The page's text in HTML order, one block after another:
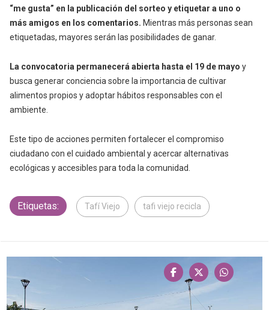
“me gusta” en la publicación del sorteo y etiquetar a uno o
más amigos en los comentarios. Mientras más personas sean
etiquetadas, mayores serán las posibilidades de ganar.
La convocatoria permanecerá abierta hasta el 19 de mayo y
busca generar conciencia sobre la importancia de cultivar
alimentos propios y adoptar hábitos responsables con el
ambiente.
Este tipo de acciones permiten fortalecer el compromiso
ciudadano con el cuidado ambiental y acercar alternativas
ecológicas y accesibles para toda la comunidad.
Etiquetas: Tafí Viejo tafi viejo recicla